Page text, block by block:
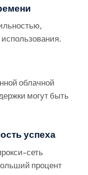
облачной
могут быть
успеха
сеть
процент